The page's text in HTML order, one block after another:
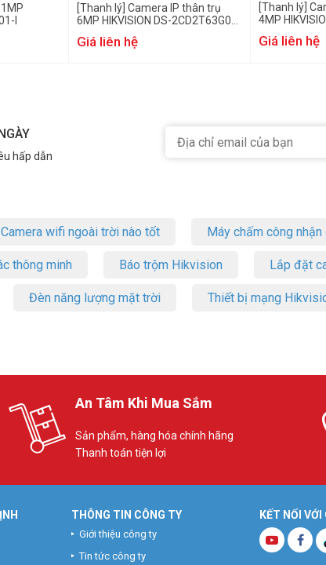
I
[Thanh lý] Camera IP thân trụ
6MP HIKVISION DS-2CD2T63G0-
Giá liên hệ
[Thanh lý]
4MP
Giá liên hệ
hấp dẫn
Camera wifi ngoài trời nào tốt Máy chấm công
thông minh Báo trộm Hikvision Lắp đặt
Đèn năng lượng mặt trời Thiết bị mạng
An Tâm Khi Mua Sắm
Sản phẩm, hàng hóa chính hãng
Thanh toán tiện lợi
KẾT NỐI VỚI
THÔNG TIN CÔNG TY
Giới thiệu công ty
Tin tức công ty